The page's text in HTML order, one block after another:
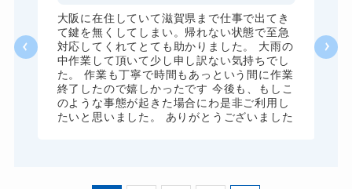
8,800円～(税込)
ドアノブカギ開け 10,780円～(税込)
ドアノブカギ作成 8,800円～(税込)
ドアノブカギ交換 11,000円～(税込)
大阪に在住していて滋賀県まで仕事で出てき
て鍵を無くしてしまい。帰れない状態で至急
対応してくれてとても助かりました。 大雨の
中作業して頂いて少し申し訳ない気持ちでし
た。 作業も丁寧で時間もあっという間に作業
終了したので嬉しかったです 今後も、もしこ
のような事態が起きた場合にわ是非ご利用し
たいと思いました。 ありがとうございました